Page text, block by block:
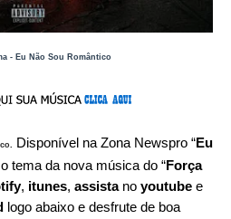
- Eu Não Sou Romântico
. Disponível na Zona Newspro “Eu
o tema da nova música do “Força
, itunes, assistano youtube e
logo abaixo e desfrute de boa